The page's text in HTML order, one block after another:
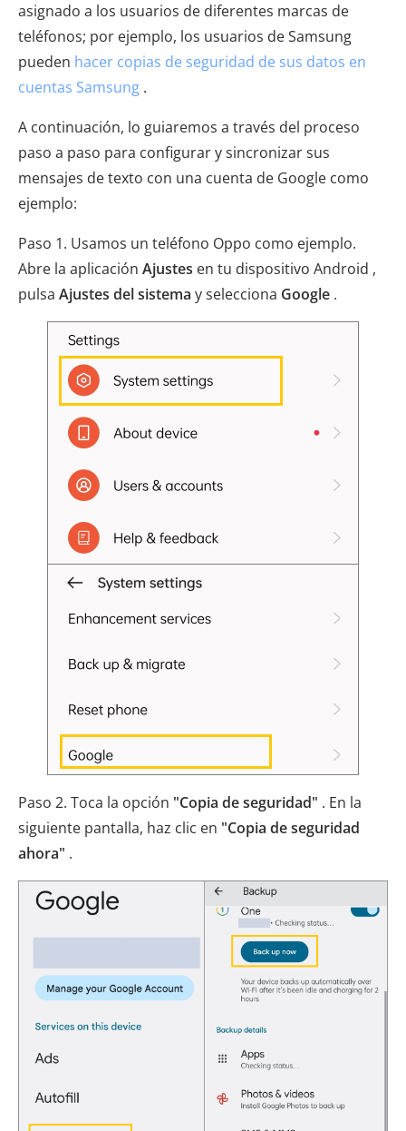
asignado a los usuarios de diferentes marcas de
teléfonos; por ejemplo, los usuarios de Samsung
pueden hacer copias de seguridad de sus datos en
cuentas Samsung .
A continuación, lo guiaremos a través del proceso
paso a paso para configurar y sincronizar sus
mensajes de texto con una cuenta de Google como
ejemplo:
Paso 1. Usamos un teléfono Oppo como ejemplo.
Abre la aplicación Ajustes en tu dispositivo Android ,
pulsa Ajustes del sistema y selecciona Google .
Paso 2. Toca la opción "Copia de seguridad" . En la
siguiente pantalla, haz clic en "Copia de seguridad
ahora" .